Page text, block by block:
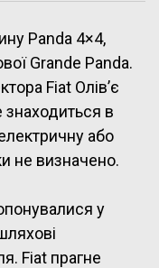
Panda 4×4,
Grande Panda.
Fiat Олів’є
в
або
не визначено.
у
Fiat прагне